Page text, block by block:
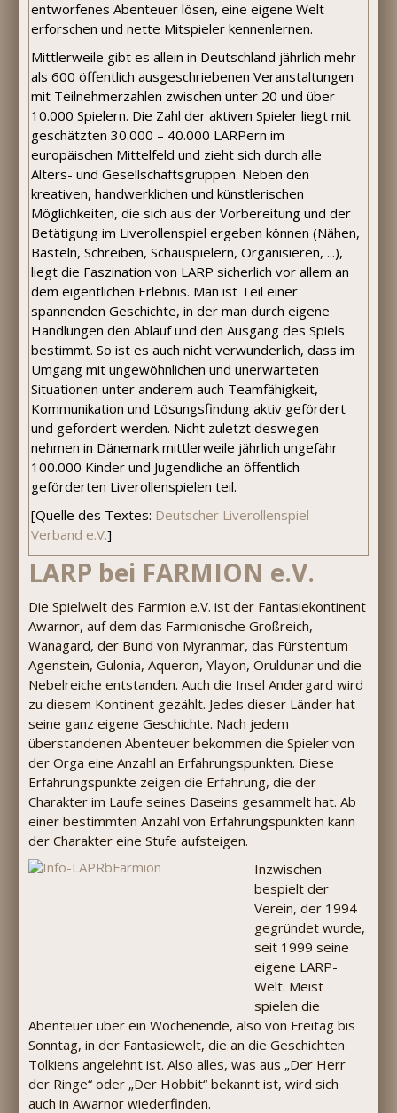
entworfenes Abenteuer lösen, eine eigene Welt
erforschen und nette Mitspieler kennenlernen.
Mittlerweile gibt es allein in Deutschland jährlich mehr
als 600 öffentlich ausgeschriebenen Veranstaltungen
mit Teilnehmerzahlen zwischen unter 20 und über
10.000 Spielern. Die Zahl der aktiven Spieler liegt mit
geschätzten 30.000 – 40.000 LARPern im
europäischen Mittelfeld und zieht sich durch alle
Alters- und Gesellschaftsgruppen. Neben den
kreativen, handwerklichen und künstlerischen
Möglichkeiten, die sich aus der Vorbereitung und der
Betätigung im Liverollenspiel ergeben können (Nähen,
Basteln, Schreiben, Schauspielern, Organisieren, ...),
liegt die Faszination von LARP sicherlich vor allem an
dem eigentlichen Erlebnis. Man ist Teil einer
spannenden Geschichte, in der man durch eigene
Handlungen den Ablauf und den Ausgang des Spiels
bestimmt. So ist es auch nicht verwunderlich, dass im
Umgang mit ungewöhnlichen und unerwarteten
Situationen unter anderem auch Teamfähigkeit,
Kommunikation und Lösungsfindung aktiv gefördert
und gefordert werden. Nicht zuletzt deswegen
nehmen in Dänemark mittlerweile jährlich ungefähr
100.000 Kinder und Jugendliche an öffentlich
geförderten Liverollenspielen teil.
[Quelle des Textes: Deutscher Liverollenspiel-
Verband e.V.]
LARP bei FARMION e.V.
Die Spielwelt des Farmion e.V. ist der Fantasiekontinent
Awarnor, auf dem das Farmionische Großreich,
Wanagard, der Bund von Myranmar, das Fürstentum
Agenstein, Gulonia, Aqueron, Ylayon, Oruldunar und die
Nebelreiche entstanden. Auch die Insel Andergard wird
zu diesem Kontinent gezählt. Jedes dieser Länder hat
seine ganz eigene Geschichte. Nach jedem
überstandenen Abenteuer bekommen die Spieler von
der Orga eine Anzahl an Erfahrungspunkten. Diese
Erfahrungspunkte zeigen die Erfahrung, die der
Charakter im Laufe seines Daseins gesammelt hat. Ab
einer bestimmten Anzahl von Erfahrungspunkten kann
der Charakter eine Stufe aufsteigen.
Inzwischen
bespielt der
Verein, der 1994
gegründet wurde,
seit 1999 seine
eigene LARP-
Welt. Meist
spielen die
Abenteuer über ein Wochenende, also von Freitag bis
Sonntag, in der Fantasiewelt, die an die Geschichten
Tolkiens angelehnt ist. Also alles, was aus „Der Herr
der Ringe“ oder „Der Hobbit“ bekannt ist, wird sich
auch in Awarnor wiederfinden.